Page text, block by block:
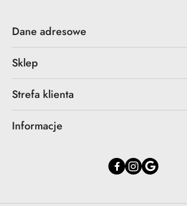
Dane adresowe
Sklep
Strefa klienta
Informacje